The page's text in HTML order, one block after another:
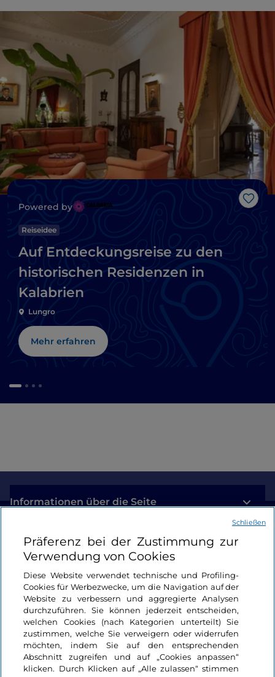
Like
Powered by
Reiseidee
Auf Entdeckungsreise zu den
historischen Residenzen in
Kalabrien
Lungro
Mehr erfahren
Informationen über die Seite
Nützliche Links
Login
Bleiben wir in Kontakt
Präferenz bei der Zustimmung zur
Verwendung von Cookies
Diese Website verwendet technische und Profiling-
Cookies für Werbezwecke, um die Navigation auf der
Website zu verbessern und aggregierte Analysen
durchzuführen. Sie können jederzeit entscheiden,
welchen Cookies (nach Kategorien unterteilt) Sie
zustimmen, welche Sie verweigern oder widerrufen
möchten, indem Sie auf den entsprechenden
Abschnitt zugreifen und auf „Cookies anpassen“
klicken. Durch Klicken auf „Alle zulassen“ stimmen
Schließen